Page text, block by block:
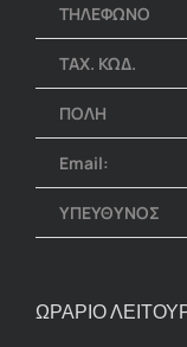
ΤΗΛΕΦΩΝΟ
ΤΑΧ. ΚΩΔ.
ΠΟΛΗ
Email:
ΥΠΕΥΘΥΝΟΣ
ΩΡΑΡΙΟ